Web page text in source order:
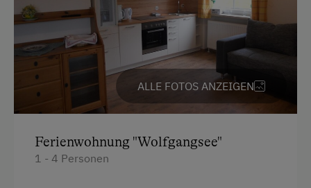
ALLE FOTOS ANZEIGEN
Ferienwohnung "Wolfgangsee"
1 - 4 Personen